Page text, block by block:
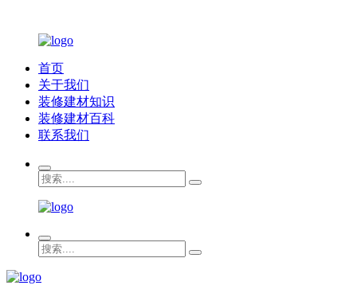
首页
关于我们
装修建材知识
装修建材百科
联系我们